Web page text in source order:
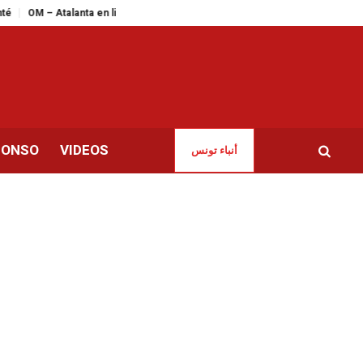
en live streaming : le match de la dernière chance pour les Marseillais
VIDEOS أنباء تونس